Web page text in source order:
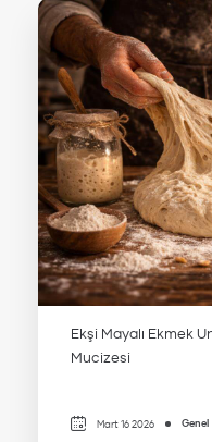
Ekşi Mayalı Ekmek
Mucizesi
Mart 16 2026 Genel